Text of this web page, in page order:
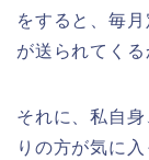
をすると、毎
が送られてくる
それに、私自
りの方が気に